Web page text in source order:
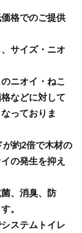
格でのご提供
サイズ・ニオ
ニオイ・ねこ
などに対して
っておりま
約2倍で木材の
の発生を抑え
、消臭、防
。
ステムトイレ